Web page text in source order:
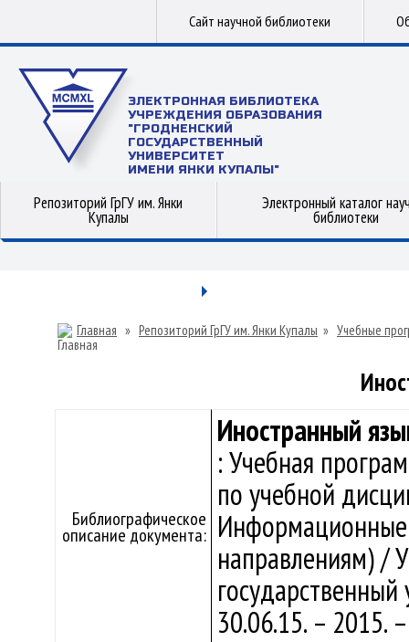
Сайт научной библиотеки
ЭЛЕКТРОННАЯ БИБЛИОТЕКА
УЧРЕЖДЕНИЯ ОБРАЗОВАНИЯ
"ГРОДНЕНСКИЙ
ГОСУДАРСТВЕННЫЙ
УНИВЕРСИТЕТ
ИМЕНИ ЯНКИ КУПАЛЫ"
Репозиторий ГрГУ им. Янки
Купалы
Электронный каталог
библиотеки
Главная » Репозиторий ГрГУ им. Янки Купалы » Учебные
Библиографическое
описание документа:
Иностранный
: Учебная
по учебной
Информационные
направлениям) /
30.06.15. –